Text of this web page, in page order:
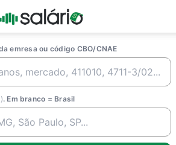
emresa ou código CBO/CNAE
. Em branco = Brasil